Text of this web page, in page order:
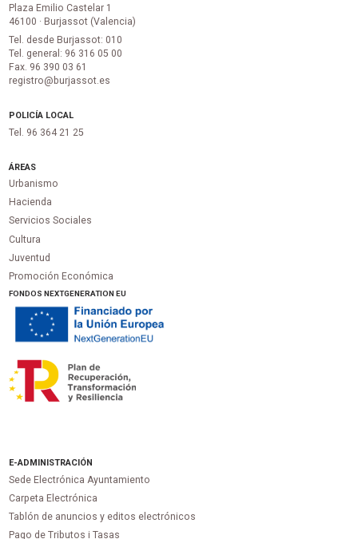
Plaza Emilio Castelar 1
46100 · Burjassot (Valencia)
Tel. desde Burjassot: 010
Tel. general: 96 316 05 00
Fax. 96 390 03 61
registro@burjassot.es
POLICÍA LOCAL
Tel. 96 364 21 25
ÁREAS
Urbanismo
Hacienda
Servicios Sociales
Cultura
Juventud
Promoción Económica
FONDOS NEXTGENERATION EU
E-ADMINISTRACIÓN
Sede Electrónica Ayuntamiento
Carpeta Electrónica
Tablón de anuncios y editos electrónicos
Pago de Tributos i Tasas